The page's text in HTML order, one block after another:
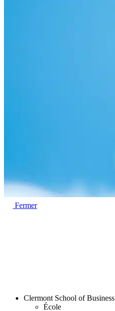
Fermer
Clermont School of Business
École